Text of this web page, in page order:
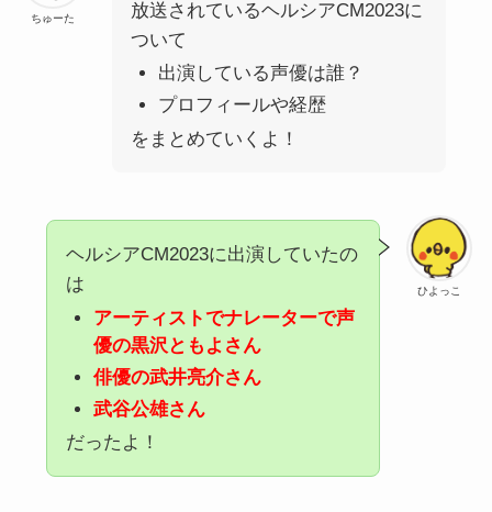
ちゅーた
放送されているヘルシアCM2023に
ついて
出演している声優は誰？
プロフィールや経歴
をまとめていくよ！
ひよっこ
ヘルシアCM2023に出演していたの
は
アーティストでナレーターで声
優の黒沢ともよさん
俳優の武井亮介さん
武谷公雄さん
だったよ！